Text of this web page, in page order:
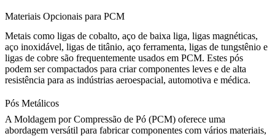
Materiais Opcionais para PCM
Metais como ligas de cobalto, aço de baixa liga, ligas magnéticas,
aço inoxidável, ligas de titânio, aço ferramenta, ligas de tungstênio e
ligas de cobre são frequentemente usados em PCM. Estes pós
podem ser compactados para criar componentes leves e de alta
resistência para as indústrias aeroespacial, automotiva e médica.
Pós Metálicos
A Moldagem por Compressão de Pó (PCM) oferece uma
abordagem versátil para fabricar componentes com vários materiais,